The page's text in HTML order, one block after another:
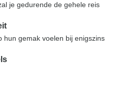
je gedurende de gehele reis
hun gemak voelen bij enigszins